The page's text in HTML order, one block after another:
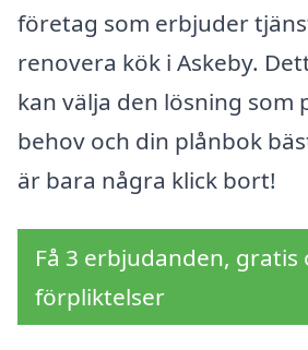
företag som erbjuder
renovera kök i Askeby.
kan välja den lösning som
behov och din plånbok
är bara några klick bort!
Få 3 erbjudanden, gratis
förpliktelser